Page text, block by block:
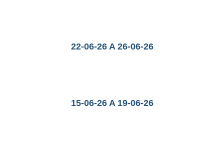
22-06-26 A 26-06-26
15-06-26 A 19-06-26